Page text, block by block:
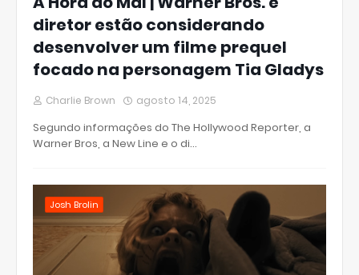
diretor estão considerando
desenvolver um filme prequel
focado na personagem Tia Gladys
Charlie Brown agosto 14, 2025
Segundo informações do The Hollywood Reporter, a
Warner Bros, a New Line e o di…
Josh Brolin